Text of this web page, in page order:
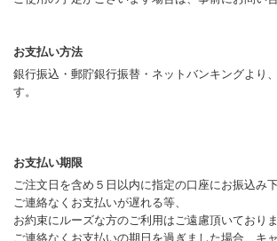
お支払い方法
銀行振込・郵貯銀行振替・ネットバンキングより
す。
お支払い期限
ご注文日を含め５日以内に指定の口座にお振込み下
ご連絡なくお支払いが遅れる等、
お約束にルーズな方のご利用はご遠慮頂いておりま
ご連絡なくお支払いの期日を過ぎました場合、キ